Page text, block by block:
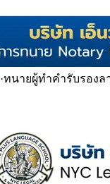
·ทนายผู้ทำคำรับรองล